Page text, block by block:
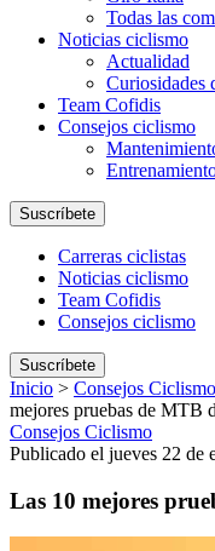
Todas las
Noticias ciclismo
Actualidad
Curiosidades
Team Cofidis
Consejos ciclismo
Suscríbete
Carreras ciclistas
Noticias ciclismo
Team Cofidis
Consejos ciclismo
Suscríbete
Inicio > Consejos Ciclismo
mejores pruebas de MTB
Consejos Ciclismo
Publicado el jueves 22 de
Las 10 mejores